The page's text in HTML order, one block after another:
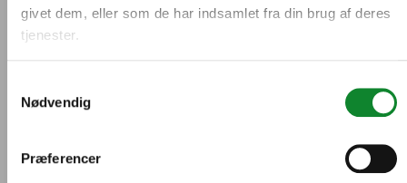
givet dem, eller som de har indsamlet fra din brug af deres
tjenester.
Nødvendig
Præferencer